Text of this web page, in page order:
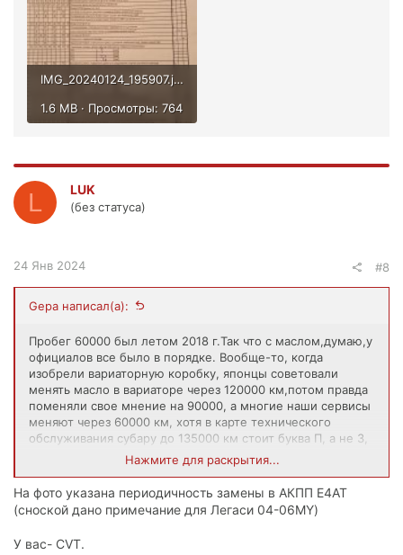
IMG_20240124_195907.jpg
1.6 MB · Просмотры: 764
L LUK
(без статуса)
24 Янв 2024 #8
Gepa написал(а):
Пробег 60000 был летом 2018 г.Так что с маслом,думаю,у
официалов все было в порядке. Вообще-то, когда
изобрели вариаторную коробку, японцы советовали
менять масло в вариаторе через 120000 км,потом правда
поменяли свое мнение на 90000, а многие наши сервисы
меняют через 60000 км, хотя в карте технического
обслуживания субару до 135000 км стоит буква П, а не З,
то есть проверить или заменить по необходимости (карта
ТО прилагается). Но в этом году,думаю,заменить надо
будет.
Нажмите для раскрытия...
На фото указана периодичность замены в АКПП Е4АТ
(сноской дано примечание для Легаси 04-06MY)
У вас- CVT.